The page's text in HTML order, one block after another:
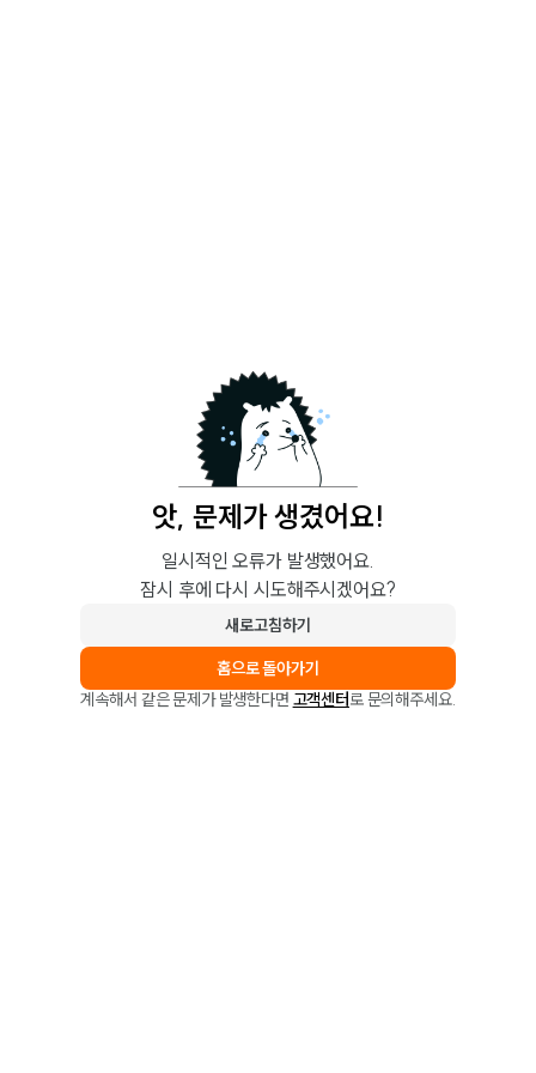
앗, 문제가 생겼어요!
일시적인 오류가 발생했어요.
잠시 후에 다시 시도해주시겠어요?
새로고침하기
홈으로 돌아가기
계속해서 같은 문제가 발생한다면 고객센터로 문의해주세요.